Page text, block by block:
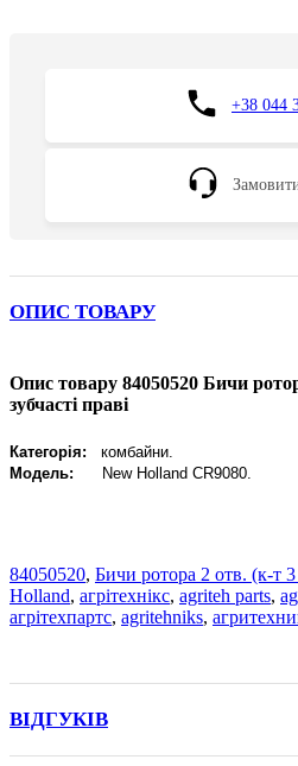
+38 044
ОПИС ТОВАРУ
Опис товару 84050520 Бичи
зубчасті праві
Категорія: комбайни.
Модель:
New Holland CR9080.
84050520, Бичи ротора 2 отв. (к-т 3
Holland, агрітехнікс, agriteh parts,
агрітехпартс, agritehniks,
ВІДГУКІВ